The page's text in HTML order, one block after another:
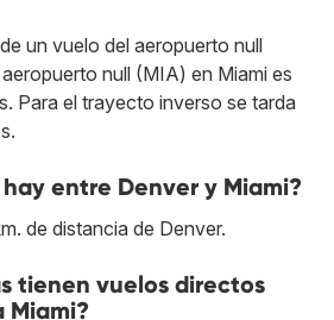
un vuelo del aeropuerto null
null (MIA) en Miami es
Para el trayecto inverso se tarda
entre Denver y Miami?
de distancia de Denver.
tienen vuelos directos
Miami?